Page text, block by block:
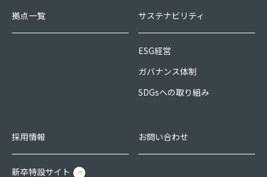
拠点一覧 サステナビリティ
ESG経営
ガバナンス体制
SDGsへの取り組み
採用情報
新卒特設サイト
お問い合わせ